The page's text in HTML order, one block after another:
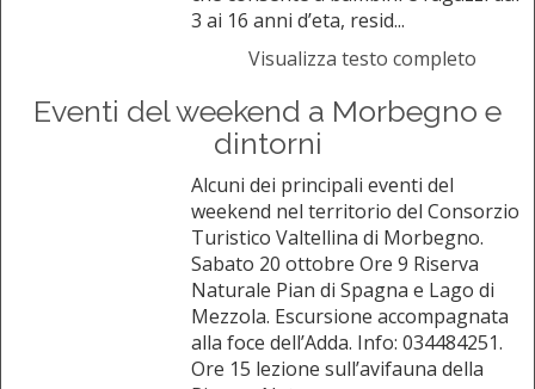
3 ai 16 anni d’eta, resid...
Visualizza testo completo
Eventi del weekend a Morbegno e
dintorni
Alcuni dei principali eventi del
weekend nel territorio del Consorzio
Turistico Valtellina di Morbegno.
Sabato 20 ottobre Ore 9 Riserva
Naturale Pian di Spagna e Lago di
Mezzola. Escursione accompagnata
alla foce dell’Adda. Info: 034484251.
Ore 15 lezione sull’avifauna della